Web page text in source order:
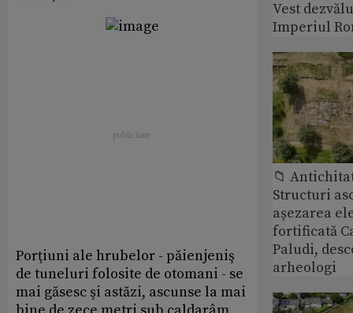
Porţiuni ale hrubelor - păienjeniş
de tuneluri folosite de otomani - se
mai găsesc şi astăzi, ascunse la mai
Vest
Imperiul
📁
Structuri
așezarea
fortificată
Paludi,
arheologi